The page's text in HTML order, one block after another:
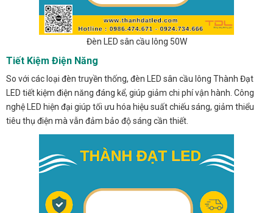
Đèn LED sân cầu lông 50W
Tiết Kiệm Điện Năng
So với các loại đèn truyền thống, đèn LED sân cầu lông Thành Đạt
LED tiết kiệm điện năng đáng kể, giúp giảm chi phí vận hành. Công
nghệ LED hiện đại giúp tối ưu hóa hiệu suất chiếu sáng, giảm thiểu
tiêu thụ điện mà vẫn đảm bảo độ sáng cần thiết.